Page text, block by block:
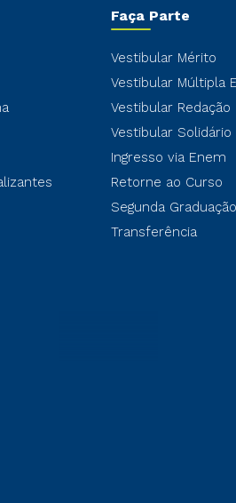
Faça Parte
Vestibular Mérito
Vestibular Múltipla
Vestibular Redação
Vestibular Solidário
Ingresso via Enem
Retorne ao Curso
Segunda Graduação
Transferência